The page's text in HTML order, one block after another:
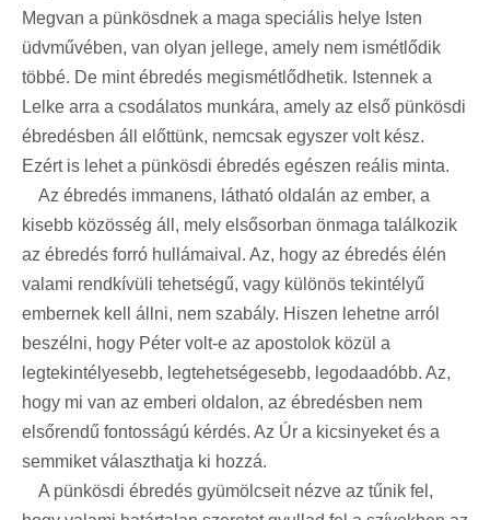
Megvan a pünkösdnek a maga speciális helye Isten
üdvművében, van olyan jellege, amely nem ismétlődik
többé. De mint ébredés megismétlődhetik. Istennek a
Lelke arra a csodálatos munkára, amely az első pünkösdi
ébredésben áll előttünk, nemcsak egyszer volt kész.
Ezért is lehet a pünkösdi ébredés egészen reális minta.
Az ébredés immanens, látható oldalán az ember, a
kisebb közösség áll, mely elsősorban önmaga találkozik
az ébredés forró hullámaival. Az, hogy az ébredés élén
valami rendkívüli tehetségű, vagy különös tekintélyű
embernek kell állni, nem szabály. Hiszen lehetne arról
beszélni, hogy Péter volt-e az apostolok közül a
legtekintélyesebb, legtehetségesebb, legodaadóbb. Az,
hogy mi van az emberi oldalon, az ébredésben nem
elsőrendű fontosságú kérdés. Az Úr a kicsinyeket és a
semmiket választhatja ki hozzá.
A pünkösdi ébredés gyümölcseit nézve az tűnik fel,